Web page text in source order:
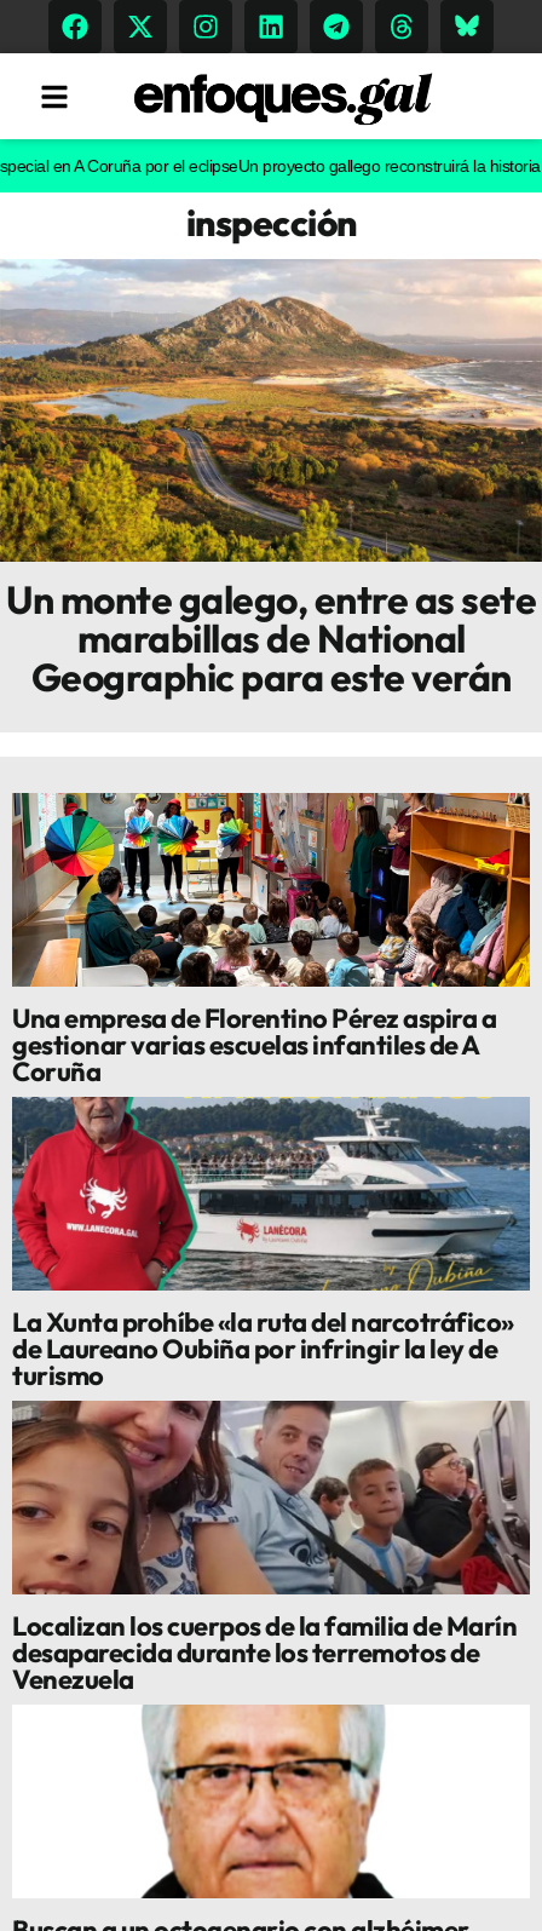
Memoria Histórica
Gastronomía
Escenarios
Sostenibilidad
Innova
en A Coruña por el eclipseUn proyecto gallego reconstruirá la historia
inspección
Un monte galego, entre as sete
marabillas de National
Geographic para este verán
Una empresa de Florentino Pérez aspira a
gestionar varias escuelas infantiles de A
Coruña
La Xunta prohíbe «la ruta del narcotráfico»
de Laureano Oubiña por infringir la ley de
turismo
Localizan los cuerpos de la familia de Marín
desaparecida durante los terremotos de
Venezuela